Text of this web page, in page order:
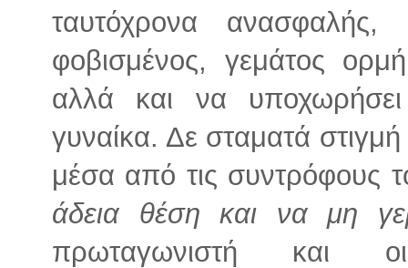
ταυτόχρονα
φοβισμένος, γεμάτος
αλλά και να
γυναίκα. Δε σταματά στιγμή
μέσα από τις συντρόφους
άδεια θέση και να μη
πρωταγωνιστή και